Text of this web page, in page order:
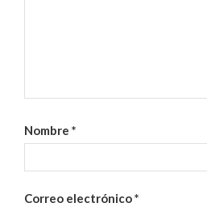
Nombre *
Correo electrónico*